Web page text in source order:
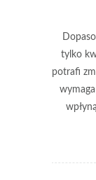
tylko
potrafi